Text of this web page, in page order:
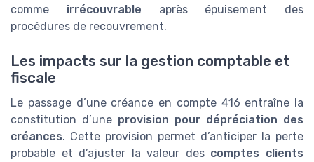
comme irrécouvrable après épuisement des
procédures de recouvrement.
Les impacts sur la gestion comptable et
fiscale
Le passage d’une créance en compte 416 entraîne la
constitution d’une provision pour dépréciation des
créances. Cette provision permet d’anticiper la perte
probable et d’ajuster la valeur des comptes clients